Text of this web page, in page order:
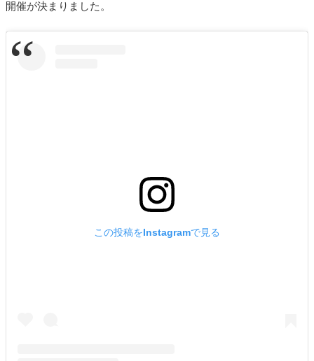
開催が決まりました。
この投稿をInstagramで見る